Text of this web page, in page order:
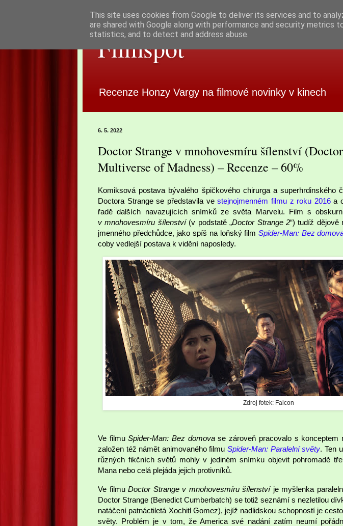
Filmspot
Recenze Honzy Vargy na filmové novinky v kinech
6. 5. 2022
Doctor Strange v mnohovesmíru šílenství
Multiverse of Madness) – Recenze – 60%
Komiksová postava bývalého špičkového chirurga a superhrdinského
Doctora Strange se představila vestejnojmenném filmu z roku 2016a
řadě dalších navazujících snímků ze světa Marvelu. Film s
v mnohovesmíru šílenství(v podstatě „Doctor Strange 2“) tudíž dějově
jmenného předchůdce, jako spíš na loňský film Spider-Man: Bez
coby vedlejší postava k vidění naposledy.
Zdroj fotek: Falcon
Ve filmuSpider-Man: Bez domovase zároveň pracovalo s konceptem
založen též námět animovaného filmuSpider-Man: Paralelní světy. Ten
různých fikčních světů mohly v jediném snímku objevit pohromadě
Mana nebo celá plejáda jejich protivníků.
Ve filmuDoctor Strange v mnohovesmíru šílenstvíje myšlenka
Doctor Strange (Benedict Cumberbatch) se totiž seznámí s nezletilou
natáčení patnáctiletá Xochitl Gomez), jejíž nadlidskou schopností je
světy. Problém je v tom, že America své nadání zatím neumí
This site uses cookies from Google to deliver its services and to
are shared with Google along with performance and security metrics
statistics, and to detect and address abuse.